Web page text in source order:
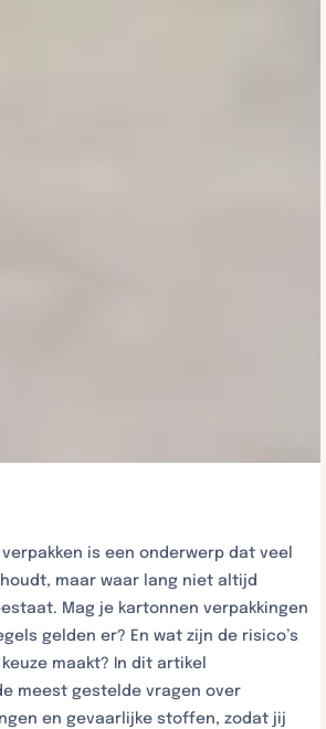
is een onderwerp dat veel
maar waar lang niet altijd
Mag je kartonnen verpakkingen
gelden er? En wat zijn de risico’s
maakt? In dit artikel
meest gestelde vragen over
en gevaarlijke stoffen, zodat jij